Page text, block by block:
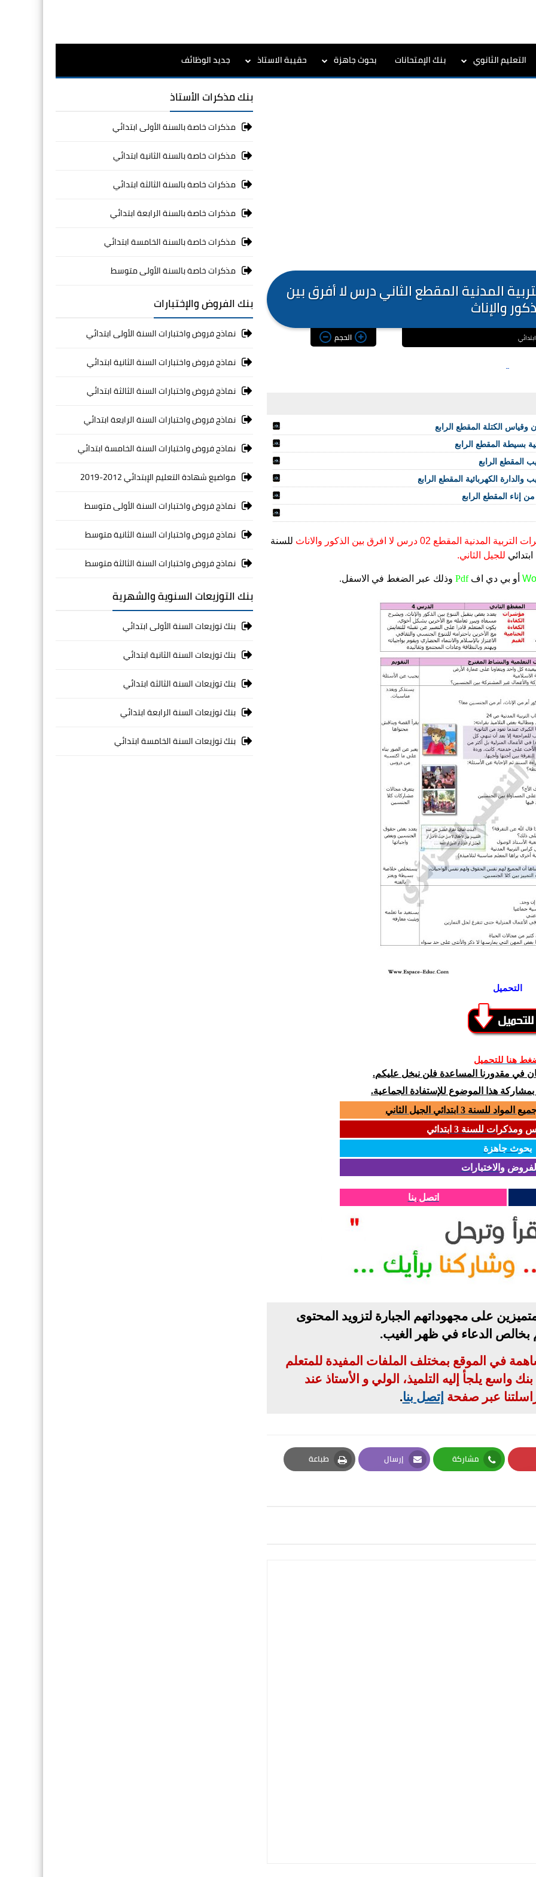
التعليم الثانوي بنك الإمتحانات بحوث جاهزة حقيبة الاستاذ جديد الوظائف
المدنية المقطع الثاني درس لا أفرق بين
والإناث
الحجم
وقياس الكتلة المقطع الرابع
بسيطة المقطع الرابع
المقطع الرابع
والدارة الكهربائية المقطع الرابع
إناء المقطع الرابع
المدنية المقطع 02 درس لا افرق بين الذكور والاناث
للسنة
ابتدائي للجيل الثاني.
أو بي دي افPdf وذلك عبر الضغط في الاسفل.
التحميل
هنا للتحميل
في مقدورنا المساعدة فلن نبخل عليكم.
هذا الموضوع للإستفادة الجماعية.
3 ابتدائي الجيل الثاني
للسنة 3 ابتدائي
بحوث جاهزة
والاختبارات
اتصل بنا
على مجهوداتهم الجبارة لتزويد المحتوى
بخالص الدعاء في ظهر الغيب.
في الموقع بمختلف الملفات المفيدة للمتعلم
واسع يلجأ إليه التلميذ، الولي و الأستاذ عند
عبر صفحة إتصل بنا.
مشاركة
Whatsapp
إرسال
Email
طباعة
Print
بنك مذكرات الأستاذ
مذكرات خاصة بالسنة الأولى ابتدائي
مذكرات خاصة بالسنة الثانية ابتدائي
مذكرات خاصة بالسنة الثالثة ابتدائي
مذكرات خاصة بالسنة الرابعة ابتدائي
مذكرات خاصة بالسنة الخامسة ابتدائي
مذكرات خاصة بالسنة الأولى متوسط
بنك الفروض والإختبارات
نماذج فروض واختبارات السنة الأولى ابتدائي
نماذج فروض واختبارات السنة الثانية ابتدائي
نماذج فروض واختبارات السنة الثالثة ابتدائي
نماذج فروض واختبارات السنة الرابعة ابتدائي
نماذج فروض واختبارات السنة الخامسة ابتدائي
مواضيع شهادة التعليم الإبتدائي 2012-2019
نماذج فروض واختبارات السنة الأولى متوسط
نماذج فروض واختبارات السنة الثانية متوسط
نماذج فروض واختبارات السنة الثالثة متوسط
بنك التوزيعات السنوية والشهرية
بنك توزيعات السنة الأولى ابتدائي
بنك توزيعات السنة الثانية ابتدائي
بنك توزيعات السنة الثالثة ابتدائي
بنك توزيعات السنة الرابعة ابتدائي
بنك توزيعات السنة الخامسة ابتدائي